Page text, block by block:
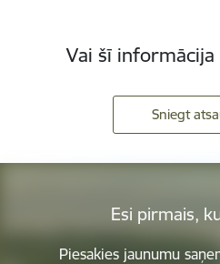
Vai šī
Sniegt
Esi pirmais,
Piesakies jaunumu